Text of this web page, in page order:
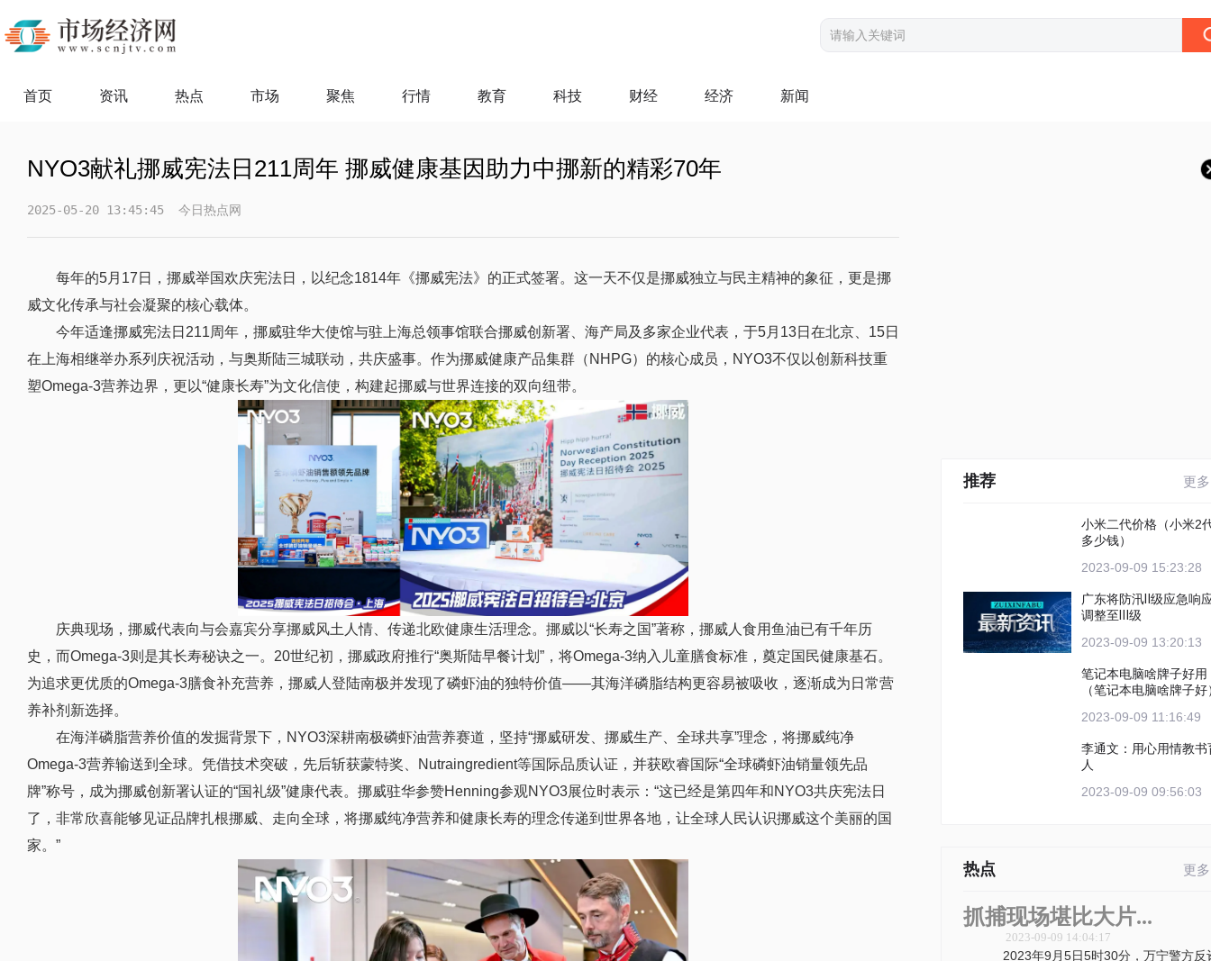
首页 资讯 热点 市场 聚焦 行情 教育 科技 财经 经济 新闻
NYO3献礼挪威宪法日211周年 挪威健康基因助力中挪新的精彩70年
2025-05-20 13:45:45 今日热点网
每年的5月17日，挪威举国欢庆宪法日，以纪念1814年《挪威宪法》的正式签署。这一天不仅是挪威独立与民主精神的象征，更是挪
威文化传承与社会凝聚的核心载体。
今年适逢挪威宪法日211周年，挪威驻华大使馆与驻上海总领事馆联合挪威创新署、海产局及多家企业代表，于5月13日在北京、15日
在上海相继举办系列庆祝活动，与奥斯陆三城联动，共庆盛事。作为挪威健康产品集群（NHPG）的核心成员，NYO3不仅以创新科技重
塑Omega-3营养边界，更以“健康长寿”为文化信使，构建起挪威与世界连接的双向纽带。
庆典现场，挪威代表向与会嘉宾分享挪威风土人情、传递北欧健康生活理念。挪威以“长寿之国”著称，挪威人食用鱼油已有千年历
史，而Omega-3则是其长寿秘诀之一。20世纪初，挪威政府推行“奥斯陆早餐计划”，将Omega-3纳入儿童膳食标准，奠定国民健康基石。
为追求更优质的Omega-3膳食补充营养，挪威人登陆南极并发现了磷虾油的独特价值——其海洋磷脂结构更容易被吸收，逐渐成为日常营
养补剂新选择。
在海洋磷脂营养价值的发掘背景下，NYO3深耕南极磷虾油营养赛道，坚持“挪威研发、挪威生产、全球共享”理念，将挪威纯净
Omega-3营养输送到全球。凭借技术突破，先后斩获蒙特奖、Nutraingredient等国际品质认证，并获欧睿国际“全球磷虾油销量领先品
牌”称号，成为挪威创新署认证的“国礼级”健康代表。挪威驻华参赞Henning参观NYO3展位时表示：“这已经是第四年和NYO3共庆宪法日
了，非常欣喜能够见证品牌扎根挪威、走向全球，将挪威纯净营养和健康长寿的理念传递到世界各地，让全球 人民认识挪威这个美丽的国
家。”
推荐 更多
小米二代价格（小米2
多少钱）
2023-09-09 15:23:28
广东将防汛Ⅱ级应急响
调整至Ⅲ级
2023-09-09 13:20:13
笔记本电脑啥牌子好用
（笔记本电脑啥牌子好
2023-09-09 11:16:49
李通文：用心用情教书
人
2023-09-09 09:56:03
热点 更多
抓捕现场堪比大片...
2023-09-09 14:04:17
2023年9月5日5时30分，万宁警方反